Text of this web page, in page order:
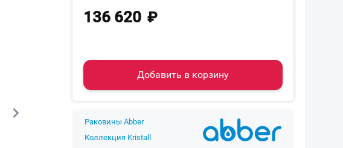
136 620 ₽
Добавить в корзину
Раковины Abber
Коллекция Kristall